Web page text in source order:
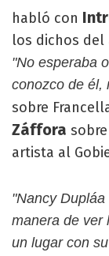
habló con
los dichos del
"No esperaba
conozco de él,
sobre
Záffora
artista al
"Nancy
manera de ver
un lugar con